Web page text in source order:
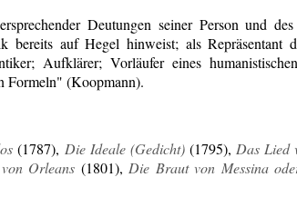
Deutungen seiner Person und
bereits auf Hegel hinweist; als Repräsentant
Aufklärer; Vorläufer eines
Formeln" (Koopmann).
(1787), Die Ideale (Gedicht)(1795), Das Lied
Orleans (1801), Die Braut von Messina